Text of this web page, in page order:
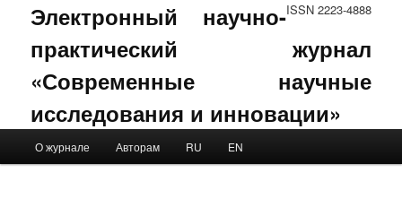
ISSN 2223-4888
Электронный научно-
практический журнал
«Современные научные
исследования и инновации»
Skip to primary content
Skip to secondary content
О журнале Авторам RU EN